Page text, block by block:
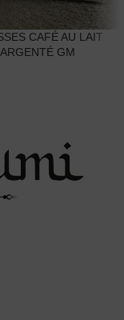
CAFÉ AU LAIT
GM